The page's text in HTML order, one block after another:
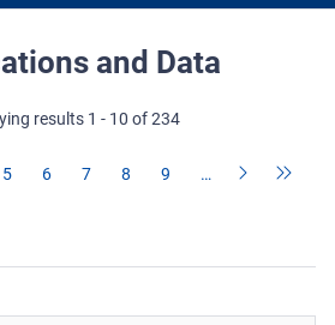
and Data
results 1 - 10 of 234
5 6 7 8 9 …